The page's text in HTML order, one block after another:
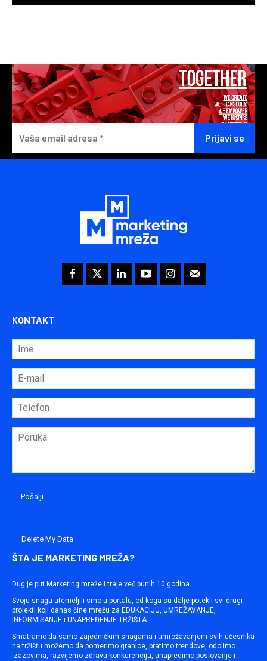
KONTAKT
Delete My Data
ŠTA JE MARKETING MREŽA?
Dug je put Marketing mreže i traje već punih 10 godina.
Svoju snagu utemeljili smo u portalu, od koga su dalje potekli svi drugi
projekti koji danas čine mrežu za EDUKACIJU, UMREŽAVANJE,
INFORMISANJE i UNAPREĐENJE TRŽIŠTA.
Smatramo da samo zajedničkim snagama i umrežavanjem svih učesnika
na tržištu možemo da pomerimo granice, pratimo trendove, odolimo
izazovima, razvijemo zdravu konkurenciju, unapredimo poslovanje i